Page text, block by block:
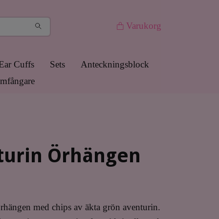
Varukorg
Cuffs Sets
Anteckningsblock
Örhängen
med chips av äkta grön aventurin.